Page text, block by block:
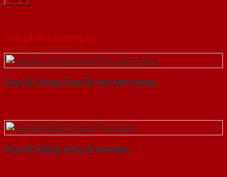
Sản phẩm tương tự
Cửa Gỗ Chống Cháy 2P son xam trang
Cửa Gỗ Chống Cháy 2P son xam